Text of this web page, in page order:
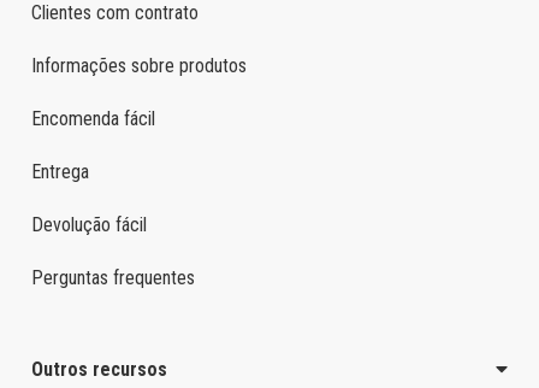
Clientes com contrato
Informações sobre produtos
Encomenda fácil
Entrega
Devolução fácil
Perguntas frequentes
Outros recursos